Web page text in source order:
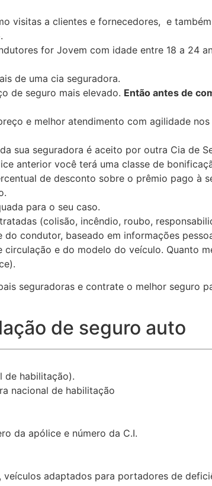
visitas a clientes e fornecedores, e
for Jovem com idade entre 18 a 24
de uma cia seguradora.
de seguro mais elevado. Então antes de
e melhor atendimento com agilidade
sua seguradora é aceito por outra Cia de
anterior você terá uma classe de
de desconto sobre o prêmio pago à
para o seu caso.
(colisão, incêndio, roubo,
condutor, baseado em informações
e do modelo do veículo. Quanto
seguradoras e contrate o melhor seguro
de seguro auto
de habilitação).
nacional de habilitação
da apólice e número da C.I.
adaptados para portadores de